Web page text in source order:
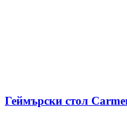
Геймърски стол